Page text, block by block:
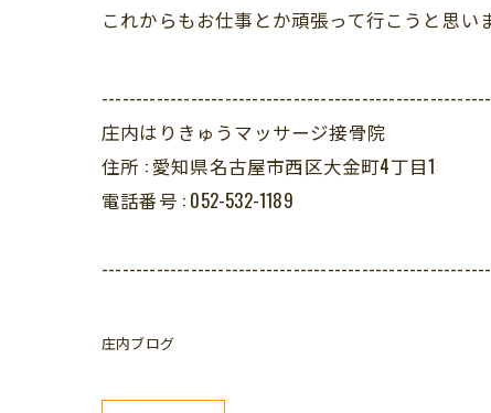
これからもお仕事とか頑張って行こうと思
庄内はりきゅうマッサージ接骨院
住所 : 愛知県名古屋市西区大金町4丁目1
電話番号 : 052-532-1189
庄内ブログ